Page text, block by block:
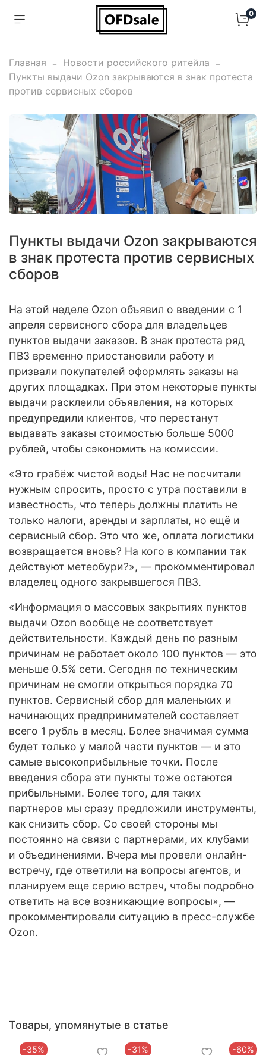
0
Главная
Новости российского ритейла
Пункты выдачи Ozon закрываются в знак протеста
против сервисных сборов
Пункты выдачи Ozon закрываются
в знак протеста против сервисных
сборов
На этой неделе Ozon объявил о введении с 1
апреля сервисного сбора для владельцев
пунктов выдачи заказов. В знак протеста ряд
ПВЗ временно приостановили работу и
призвали покупателей оформлять заказы на
других площадках. При этом некоторые пункты
выдачи расклеили объявления, на которых
предупредили клиентов, что перестанут
выдавать заказы стоимостью больше 5000
рублей, чтобы сэкономить на комиссии.
«Это грабёж чистой воды! Нас не посчитали
нужным спросить, просто с утра поставили в
известность, что теперь должны платить не
только налоги, аренды и зарплаты, но ещё и
сервисный сбор. Это что же, оплата логистики
возвращается вновь? На кого в компании так
действуют метеобури?», — прокомментировал
владелец одного закрывшегося ПВЗ.
«Информация о массовых закрытиях пунктов
выдачи Ozon вообще не соответствует
действительности. Каждый день по разным
причинам не работает около 100 пунктов — это
меньше 0.5% сети. Сегодня по техническим
причинам не смогли открыться порядка 70
пунктов. Сервисный сбор для маленьких и
начинающих предпринимателей составляет
всего 1 рубль в месяц. Более значимая сумма
будет только у малой части пунктов — и это
самые высокоприбыльные точки. После
введения сбора эти пункты тоже остаются
прибыльными. Более того, для таких
партнеров мы сразу предложили инструменты,
как снизить сбор. Со своей стороны мы
постоянно на связи с партнерами, их клубами
и объединениями. Вчера мы провели онлайн-
встречу, где ответили на вопросы агентов, и
планируем еще серию встреч, чтобы подробно
ответить на все возникающие вопросы», —
прокомментировали ситуацию в пресс-службе
Ozon.
Товары, упомянутые в статье
-35%
-31%
-60%